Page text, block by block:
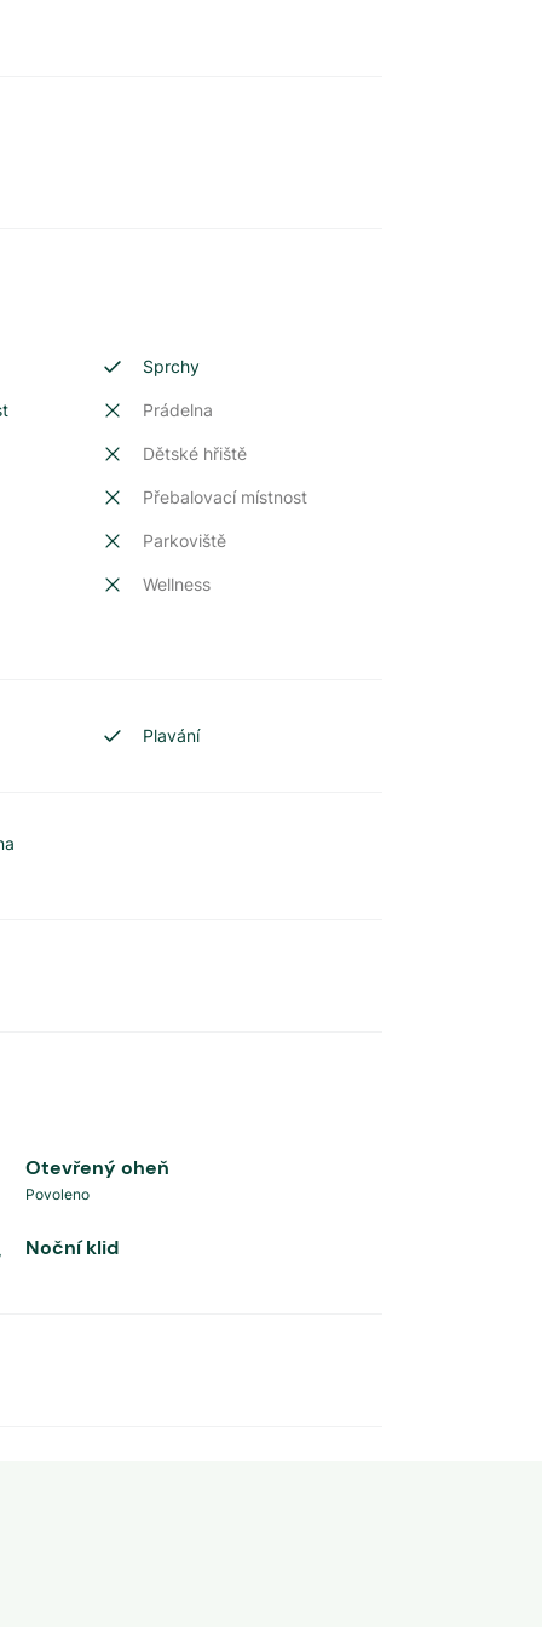
Sprchy
Prádelna
Dětské hřiště
Přebalovací místnost
Parkoviště
Wellness
Plavání
Otevřený oheň
Povoleno
Noční klid